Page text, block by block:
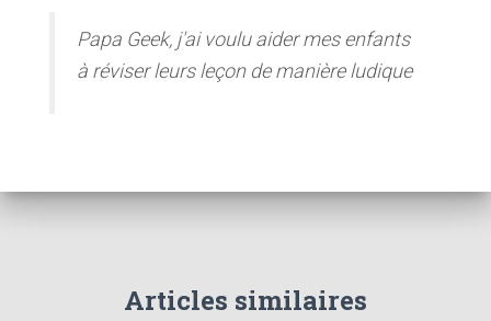
Papa Geek, j'ai voulu aider mes enfants
à réviser leurs leçon de manière ludique
Articles similaires